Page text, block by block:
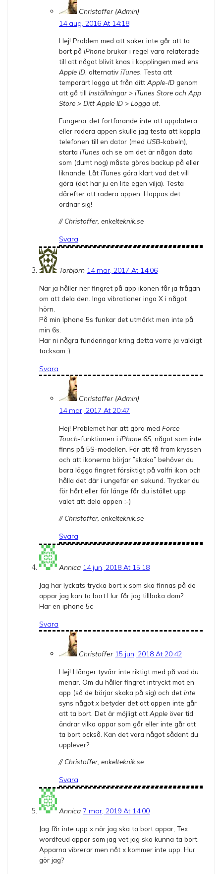
Christoffer (Admin)
14 aug, 2016 At 14:18
Hej! Problem med att saker inte går att ta
bort på iPhone brukar i regel vara relaterade
till att något blivit knas i kopplingen med ens
Apple ID, alternativ iTunes. Testa att
temporärt logga ut från ditt Apple-ID genom
att gå till Inställningar > iTunes Store och App
Store > Ditt Apple ID > Logga ut.
Fungerar det fortfarande inte att uppdatera
eller radera appen skulle jag testa att koppla
telefonen till en dator (med USB-kabeln),
starta iTunes och se om det är någon data
som (dumt nog) måste göras backup på eller
liknande. Låt iTunes göra klart vad det vill
göra (det har ju en lite egen vilja). Testa
därefter att radera appen. Hoppas det
ordnar sig!
// Christoffer, enkelteknik.se
Svara
Torbjörn 14 mar, 2017 At 14:06
När ja håller ner fingret på app ikonen får ja frågan
om att dela den. Inga vibrationer inga X i något
hörn.
På min Iphone 5s funkar det utmärkt men inte på
min 6s.
Har ni några funderingar kring detta vorre ja väldigt
tacksam.:)
Svara
Christoffer (Admin)
14 mar, 2017 At 20:47
Hej! Problemet har att göra med Force
Touch-funktionen i iPhone 6S , något som inte
finns på 5S-modellen. För att få fram kryssen
och att ikonerna börjar ”skaka” behöver du
bara lägga fingret försiktigt på valfri ikon och
hålla det där i ungefär en sekund. Trycker du
för hårt eller för länge får du istället upp
valet att dela appen :-)
// Christoffer, enkelteknik.se
Svara
Annica 14 jun, 2018 At 15:18
Jag har lyckats trycka bort x som ska finnas på de
appar jag kan ta bort.Hur får jag tillbaka dom?
Har en iphone 5c
Svara
Christoffer 15 jun, 2018 At 20:42
Hej! Hänger tyvärr inte riktigt med på vad du
menar. Om du håller fingret intryckt mot en
app (så de börjar skaka på sig) och det inte
syns något x betyder det att appen inte går
att ta bort. Det är möjligt att Apple över tid
ändrar vilka appar som går eller inte går att
ta bort också. Kan det vara något sådant du
upplever?
// Christoffer, enkelteknik.se
Svara
Annica 7 mar, 2019 At 14:00
Jag får inte upp x när jag ska ta bort appar, Tex
wordfeud appar som jag vet jag ska kunna ta bort.
Apparna vibrerar men nåt x kommer inte upp. Hur
gör jag?